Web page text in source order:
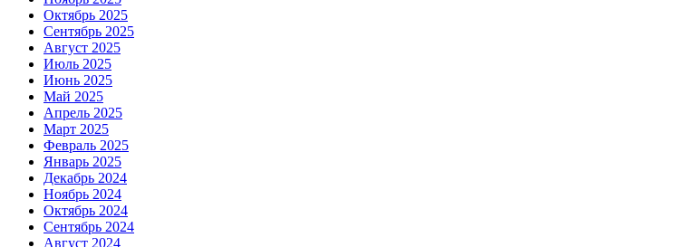
Октябрь 2025
Сентябрь 2025
Август 2025
Июль 2025
Июнь 2025
Май 2025
Апрель 2025
Март 2025
Февраль 2025
Январь 2025
Декабрь 2024
Ноябрь 2024
Октябрь 2024
Сентябрь 2024
Август 2024